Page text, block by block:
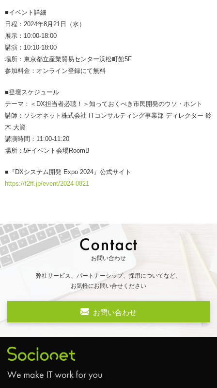
■イベント詳細
日程：2024年8月21日（水）
展示：10:00-18:00
講演：10:10-18:00
場所：東京都立産業貿易センター浜松町館5F
参加料金：オンライン登録にて無料
■登壇スケジュール
テーマ：＜DX担当者必聴！＞知っておくべき市民開発のウソ・ホント
講師：ソシオネット株式会社 ITコンサルティング事業部 ディレクター 鈴
木 大資
講演時間：11:00-11:20
場所：5Fイベント会場RoomB
■『DXシステム開発 Expo 2024』公式サイト
https://f2ff.jp/event/2024-0821
お問い合わせ
弊社サービス、パートナーシップ、採用についてなど、
お気軽にお問い合せください
お問い合わせ